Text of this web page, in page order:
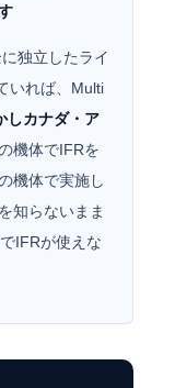
独立したライ
いれば、Multi
しカナダ・ア
機体でIFRを
機体で実施し
知らないまま
IFRが使えな